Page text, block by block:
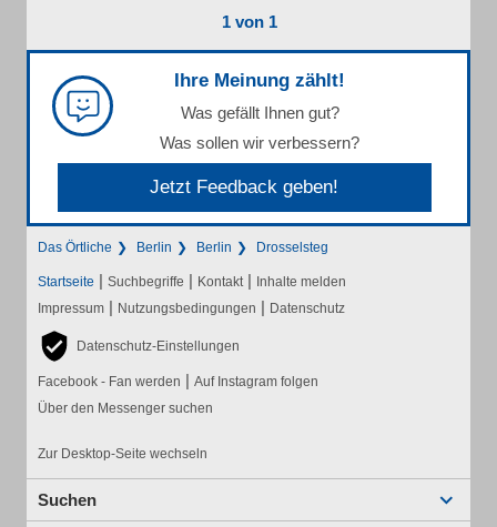
1 von 1
Ihre Meinung zählt!
Was gefällt Ihnen gut?
Was sollen wir verbessern?
Jetzt Feedback geben!
Das Örtliche Berlin Berlin Drosselsteg
Startseite | Suchbegriffe | Kontakt | Inhalte melden
Impressum | Nutzungsbedingungen | Datenschutz
Datenschutz-Einstellungen
Facebook - Fan werden | Auf Instagram folgen
Über den Messenger suchen
Zur Desktop-Seite wechseln
Suchen